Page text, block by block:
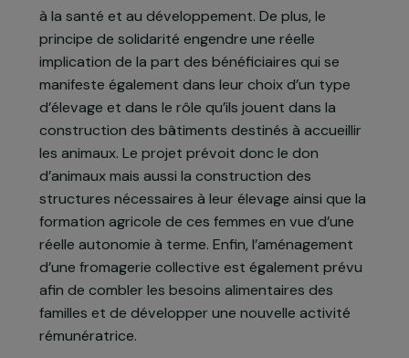
puisque les familles bénéficiaires doivent à leur
tour faire don de leurs premiers-nés à d’autres
familles, créant ainsi une chaîne de solidarité. Ce
« passage du don » permet alors de faire
bénéficier toute une communauté de cette aide
à la santé et au développement. De plus, le
principe de solidarité engendre une réelle
implication de la part des bénéficiaires qui se
manifeste également dans leur choix d’un type
d’élevage et dans le rôle qu’ils jouent dans la
construction des bâtiments destinés à accueillir
les animaux. Le projet prévoit donc le don
d’animaux mais aussi la construction des